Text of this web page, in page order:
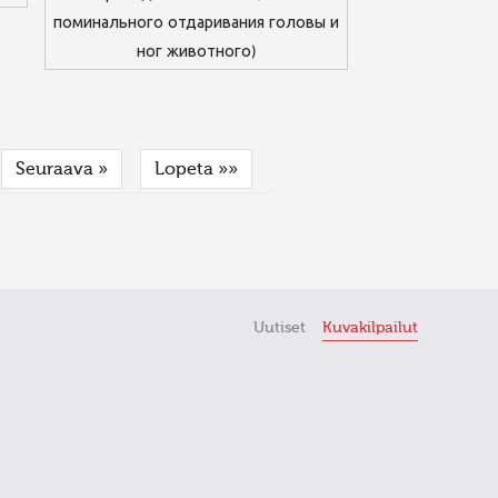
поминального отдаривания головы и
ног животного)
Seuraava » Lopeta »»
Uutiset Kuvakilpailut